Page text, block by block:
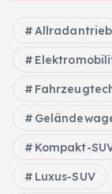
Allradantrieb
Kompakt-
Luxus-SUV